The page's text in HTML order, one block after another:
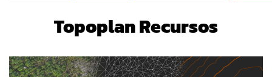
Topoplan Recursos